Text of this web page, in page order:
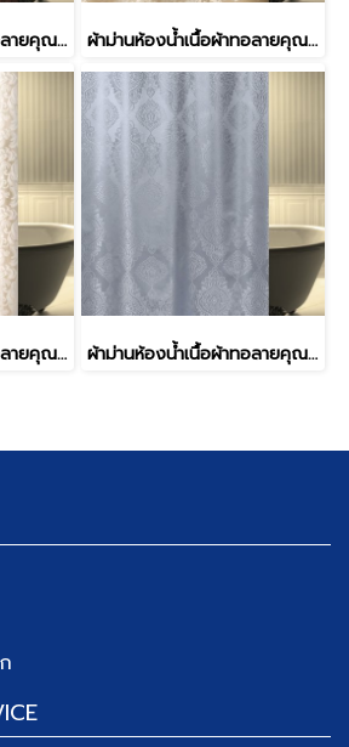
ผ้าม่านห้องน้ำเนื้อผ้าทอลายคุณภาพสูงพิเศษ รุ่น MIRACLE ผ้าม่านห้องน้ำเนื้อผ้าทอลายคุณภาพสูงพิเศษ รุ่น MIRACLE
ผ้าม่านห้องน้ำเนื้อผ้าทอลายคุณภาพสูงพิเศษ รุ่น MIRACLE ผ้าม่านห้องน้ำเนื้อผ้าทอลายคุณภาพสูงพิเศษ รุ่น MIRACLE